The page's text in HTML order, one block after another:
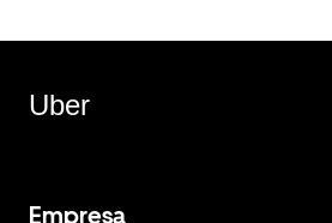
Uber
Empresa